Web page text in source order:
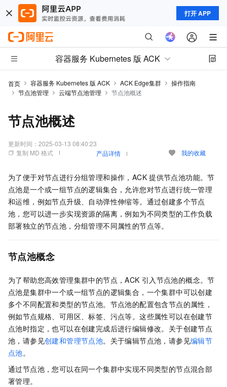
打开 APP
容器服务 Kubernetes 版 ACK
首页 容器服务 Kubernetes 版 ACK ACK Edge集群
操作指南
节点池管理
云端节点池管理 节点池概述
节点池概述
更新时间： 2025-03-13 08:40:23
复制 MD 格式
产品详情 我的收藏
为了便于对节点进行分组管理和操作，ACK 提供节点池功能。节
点池是一个或一组节点的逻辑集合，允许您对节点进行统一管理
和运维，例如节点升级、自动弹性伸缩等。通过创建多个节点
池，您可以进一步实现资源的隔离，例如为不同类型的工作负载
部署独立的节点池，分组管理不同属性的节点等。
节点池概念
为了帮助您高效管理集群中的节点，ACK 引入节点池的概念。节
点池是集群中一个或一组节点的逻辑集合，一个集群中可以创建
多个不同配置和类型的节点池。节点池的配置包含节点的属性，
例如节点规格、可用区、标签、污点等。这些属性可以在创建节
点池时指定，也可以在创建完成后进行编辑修改。关于创建节点
池，请参见创建和管理节点池。关于编辑节点池，请参见编辑节
点池。
通过节点池，您可以在同一个集群中实现不同类型的节点混合部
署管理。